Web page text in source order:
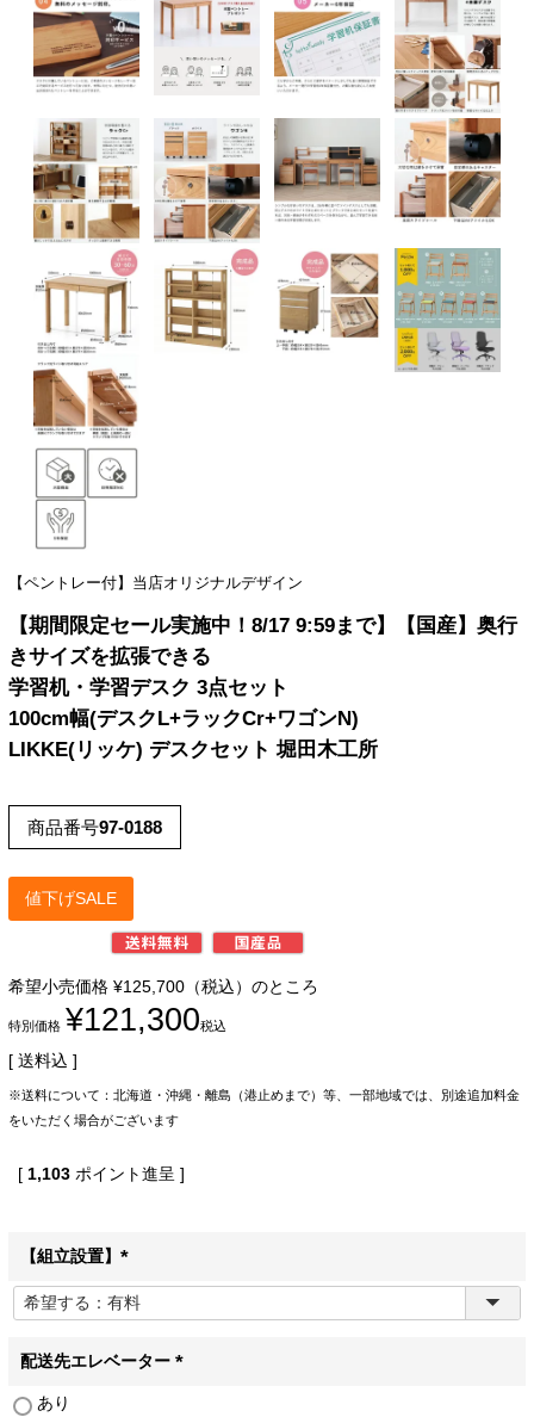
【ペントレー付】当店オリジナルデザイン
【期間限定セール実施中！8/17 9:59まで】【国産】奥行
きサイズを拡張できる
学習机・学習デスク 3点セット
100cm幅(デスクL+ラックCr+ワゴンN)
LIKKE(リッケ) デスクセット 堀田木工所
商品番号97-0188
値下げSALE
希望小売価格 ¥125,700 （税込）のところ
特別価格 ¥121,300税込
送料込
※送料について：北海道・沖縄・離島（港止めまで）等、一部地域では、別途追加料金
をいただく場合がございます
[ 1,103 ポイント進呈 ]
【組立設置】
(
必
)
配送先エレベーター
あり